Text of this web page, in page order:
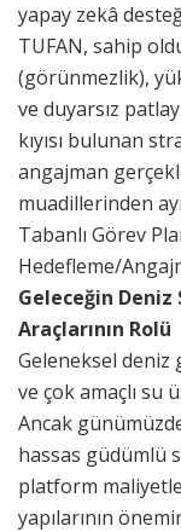
yapay zekâ
TUFAN, sahip
(görünmezlik),
ve duyarsız
kıyısı bulunan
angajman
muadillerinden
Tabanlı Görev
Hedefleme/
Geleceğin Deniz
Araçlarının Rolü
Geleneksel deniz
ve çok amaçlı su
Ancak
hassas güdümlü
platform
yapılarının